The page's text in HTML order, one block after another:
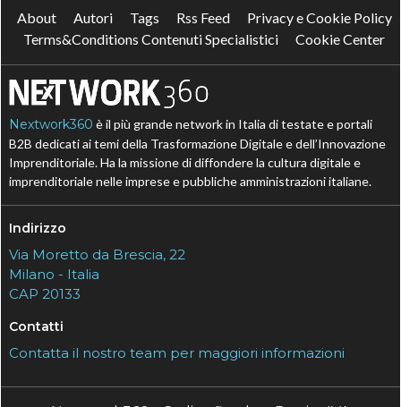
About Autori Tags Rss Feed
Privacy e Cookie Policy
Terms&Conditions Contenuti Specialistici
Cookie Center
Nextwork360 è il più grande network in Italia di testate e portali
B2B dedicati ai temi della Trasformazione Digitale e dell’Innovazione
Imprenditoriale. Ha la missione di diffondere la cultura digitale e
imprenditoriale nelle imprese e pubbliche amministrazioni italiane.
Indirizzo
Via Moretto da Brescia, 22
Milano - Italia
CAP 20133
Contatti
Contatta il nostro team per maggiori informazioni